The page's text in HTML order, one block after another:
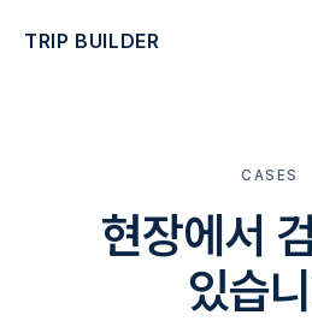
TRIP BUILDER
CASES
현장에서
있습